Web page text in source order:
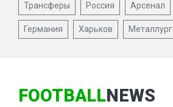
Трансферы Россия Арсенал
Германия Харьков Металлург
FOOTBALLNEWS